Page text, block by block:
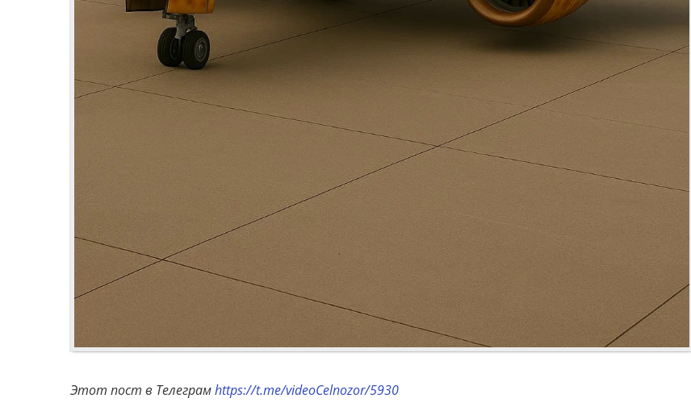
Этот пост в Телеграмhttps://t.me/videoCelnozor/5930